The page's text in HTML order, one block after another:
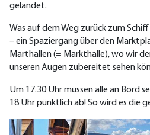
gelandet.
Was auf dem Weg zurück zum
– ein Spaziergang über den
Marthallen (= Markthalle), wo wir
unseren Augen zubereitet sehen
Um 17.30 Uhr müssen alle an Bord
18 Uhr pünktlich ab! So wird es die